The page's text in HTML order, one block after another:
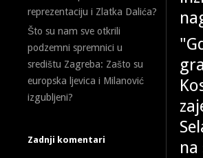
reprezentaciju i Zlatka Dalića?
Što su nam sve otkrili
podzemni spremnici u
središtu Zagreba: Zašto su
europska ljevica i Milanović
izgubljeni?
Zadnji komentari